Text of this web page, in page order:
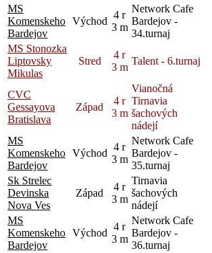
MS
Komenskeho
Bardejov
Východ
4 r
3 m
Network Cafe
Bardejov -
34.turnaj
MS Stonozka
Liptovsky
Mikulas
Stred
4 r
3 m
Talent - 6.turnaj
CVC
Gessayova
Bratislava
Západ
4 r
3 m
Vianočná
Tirnavia
šachových
nádejí
MS
Komenskeho
Bardejov
Východ
4 r
3 m
Network Cafe
Bardejov -
35.turnaj
Sk Strelec
Devinska
Nova Ves
Západ
4 r
3 m
Tirnavia
šachových
nádejí
MS
Komenskeho
Bardejov
Východ
4 r
3 m
Network Cafe
Bardejov -
36.turnaj